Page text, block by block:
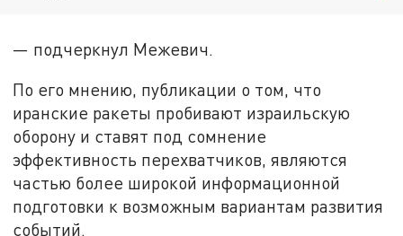
— подчеркнул Межевич.
По его мнению, публикации о том, что
иранские ракеты пробивают израильскую
оборону и ставят под сомнение
эффективность перехватчиков, являются
частью более широкой информационной
подготовки к возможным вариантам развития
событий.